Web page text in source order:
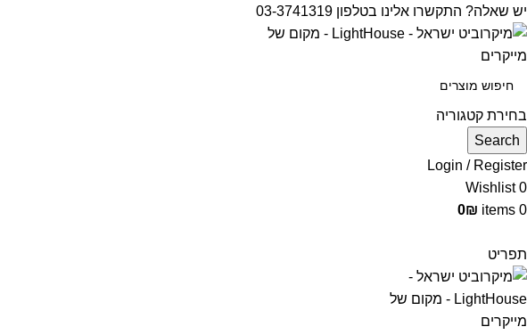
יש שאלה? התקשרו אלינו בטלפון 03-3741319
בחירת קטגוריה
Search
Login / Register
0
Wishlist
0
items
0₪
תפריט